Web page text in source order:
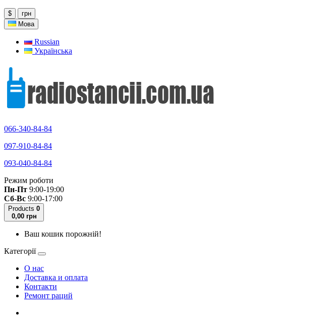
$
грн
Мова
Russian
Українська
066-340-84-84
097-910-84-84
093-040-84-84
Режим роботи
Пн-Пт 9:00-19:00
Сб-Вс 9:00-17:00
Products 0
0,00 грн
Ваш кошик порожній!
Категорії
О нас
Доставка и оплата
Контакти
Ремонт раций